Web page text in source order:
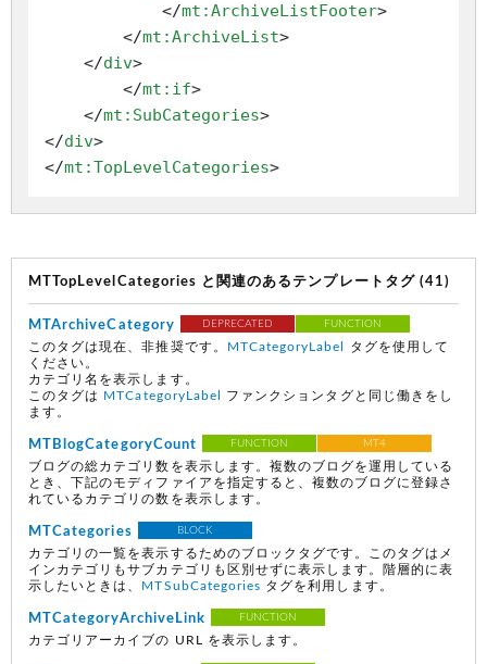
</mt:ArchiveListFooter>
</mt:ArchiveList>
</div>
</mt:if>
</mt:SubCategories>
</div>
</mt:TopLevelCategories>
MTTopLevelCategories と関連のあるテンプレートタグ (41)
MTArchiveCategory DEPRECATED FUNCTION
このタグは現在、非推奨です。 MTCategoryLabel
タグを使用して
ください。
カテゴリ名を表示します。
このタグは
MTCategoryLabel
ファンクションタグと同じ働きをし
ます。
MTBlogCategoryCount FUNCTION MT4
ブログの総カテゴリ数を表示します。複数のブログを運用している
とき、下記のモディファイアを指定すると、複数のブログに登録さ
れているカテゴリの数を表示します。
MTCategories BLOCK
カテゴリの一覧を表示するためのブロックタグです。このタグはメ
インカテゴリもサブカテゴリも区別せずに表示します。階層的に表
示したいときは、
MTSubCategories タグを利用します。
MTCategoryArchiveLink FUNCTION
カテゴリアーカイブの URL を表示します。